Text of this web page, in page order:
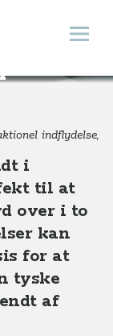
Åbn
i
indflydelse,
i
til at
over i to
kan
for at
tyske
af